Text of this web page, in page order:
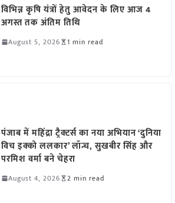
विभिन्न कृषि यंत्रों हेतु आवेदन के लिए आज 4
अगस्त तक अंतिम तिथि
August 5, 2026 1 min read
पंजाब में महिंद्रा ट्रैक्टर्स का नया अभियान ‘दुनिया
विच इक्को ललकार’ लॉन्च, सुखबीर सिंह और
परमिश वर्मा बने चेहरा
August 4, 2026 2 min read